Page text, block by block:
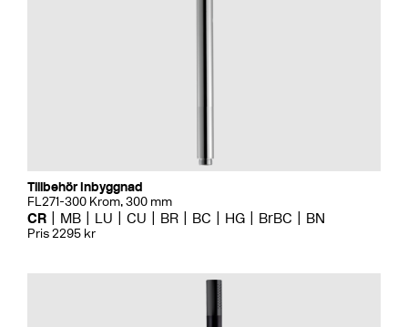
Tillbehör Inbyggnad
FL271-300 Krom, 300 mm
CR MB LU CU BR BC HG BrBC BN
Pris 2295 kr